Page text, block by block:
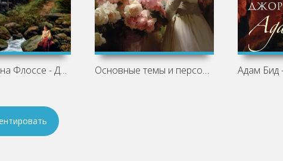
Мельница на Флоссе - Джордж Элиот Основные темы и персонажи «Недоросля» Адам Бид